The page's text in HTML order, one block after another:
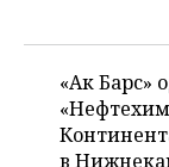
ОТКРЫТАЯ
БАСКЕТБОЛ
ВОЛЕЙБОЛ
КИБЕРСПОРТ
ИСТОРИЯ
КУЛЬТУРА
СПИСОК
СПИСОК
ПОЛНАЯ
«Ак Барс»
в